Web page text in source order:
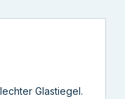
Glastiegel.